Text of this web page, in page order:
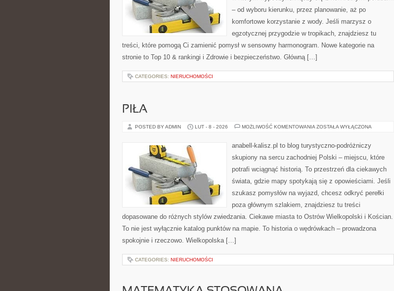
– od wyboru kierunku, przez planowanie, aż po
komfortowe korzystanie z wody. Jeśli marzysz o
egzotycznej przygodzie w tropikach, znajdziesz tu
treści, które pomogą Ci zamienić pomysł w sensowny harmonogram. Nowe kategorie na
stronie to Top 10 & rankingi i Zdrowie i bezpieczeństwo. Główną […]
CATEGORIES: NIERUCHOMOŚCI
PIŁA
POSTED BY ADMIN LUT - 8 - 2026 MOŻLIWOŚĆ KOMENTOWANIA PIŁA
ZOSTAŁA WYŁĄCZONA
anabell-kalisz.pl to blog turystyczno-podróżniczy
skupiony na sercu zachodniej Polski – miejscu, które
potrafi wciągnąć historią. To przestrzeń dla ciekawych
świata, gdzie mapy spotykają się z opowieściami. Jeśli
szukasz pomysłów na wyjazd, chcesz odkryć perełki
poza głównym szlakiem, znajdziesz tu treści
dopasowane do różnych stylów zwiedzania. Ciekawe miasta to Ostrów Wielkopolski i Kościan.
To nie jest wyłącznie katalog punktów na mapie. To historia o wędrówkach – prowadzona
spokojnie i rzeczowo. Wielkopolska […]
CATEGORIES: NIERUCHOMOŚCI